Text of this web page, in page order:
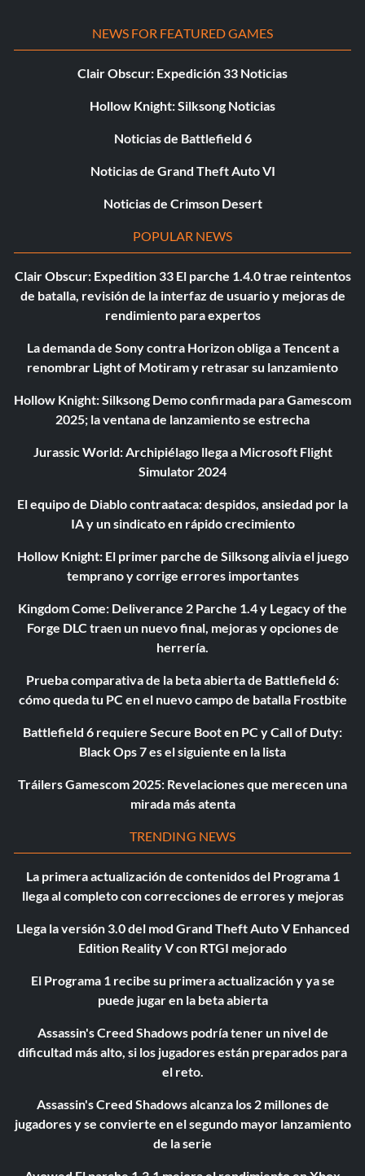
NEWS FOR FEATURED GAMES
Clair Obscur: Expedición 33 Noticias
Hollow Knight: Silksong Noticias
Noticias de Battlefield 6
Noticias de Grand Theft Auto VI
Noticias de Crimson Desert
POPULAR NEWS
Clair Obscur: Expedition 33 El parche 1.4.0 trae reintentos
de batalla, revisión de la interfaz de usuario y mejoras de
rendimiento para expertos
La demanda de Sony contra Horizon obliga a Tencent a
renombrar Light of Motiram y retrasar su lanzamiento
Hollow Knight: Silksong Demo confirmada para Gamescom
2025; la ventana de lanzamiento se estrecha
Jurassic World: Archipiélago llega a Microsoft Flight
Simulator 2024
El equipo de Diablo contraataca: despidos, ansiedad por la
IA y un sindicato en rápido crecimiento
Hollow Knight: El primer parche de Silksong alivia el juego
temprano y corrige errores importantes
Kingdom Come: Deliverance 2 Parche 1.4 y Legacy of the
Forge DLC traen un nuevo final, mejoras y opciones de
herrería.
Prueba comparativa de la beta abierta de Battlefield 6:
cómo queda tu PC en el nuevo campo de batalla Frostbite
Battlefield 6 requiere Secure Boot en PC y Call of Duty:
Black Ops 7 es el siguiente en la lista
Tráilers Gamescom 2025: Revelaciones que merecen una
mirada más atenta
TRENDING NEWS
La primera actualización de contenidos del Programa 1
llega al completo con correcciones de errores y mejoras
Llega la versión 3.0 del mod Grand Theft Auto V Enhanced
Edition Reality V con RTGI mejorado
El Programa 1 recibe su primera actualización y ya se
puede jugar en la beta abierta
Assassin's Creed Shadows podría tener un nivel de
dificultad más alto, si los jugadores están preparados para
el reto.
Assassin's Creed Shadows alcanza los 2 millones de
jugadores y se convierte en el segundo mayor lanzamiento
de la serie